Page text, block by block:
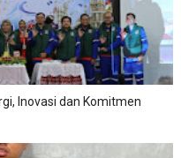
Inovasi dan Komitmen